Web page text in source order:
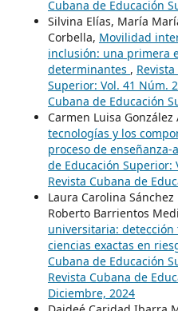
Cubana de Educación
Silvina Elías, María
Corbella, Movilidad
inclusión: una primera
determinantes ,
Superior: Vol. 41 Núm.
Cubana de Educación
Carmen Luisa
tecnologías y los
proceso de enseñanza-
de Educación Superior:
Revista Cubana de
Laura Carolina
Roberto Barrientos
universitaria:
ciencias exactas en
Cubana de Educación
Revista Cubana de
Diciembre, 2024